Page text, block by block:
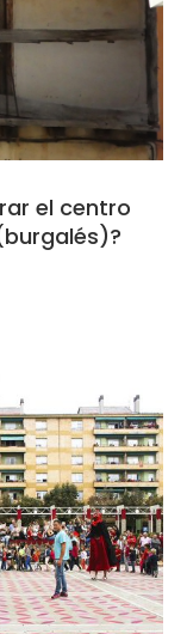
el centro